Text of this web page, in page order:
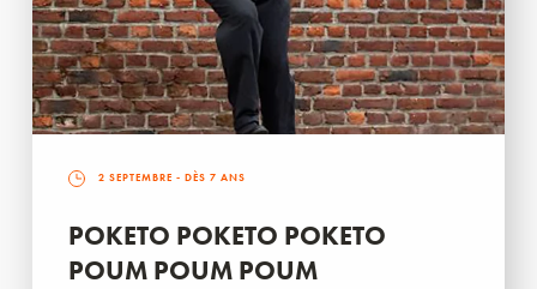
2 SEPTEMBRE - DÈS 7 ANS
POKETO POKETO POKETO
POUM POUM POUM